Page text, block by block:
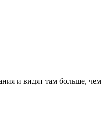
и видят там больше, чем